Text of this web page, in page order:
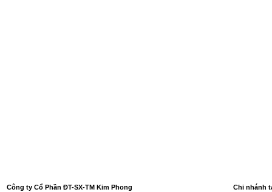
Công ty Cổ Phần ĐT-SX-TM Kim Phong Chi nhánh